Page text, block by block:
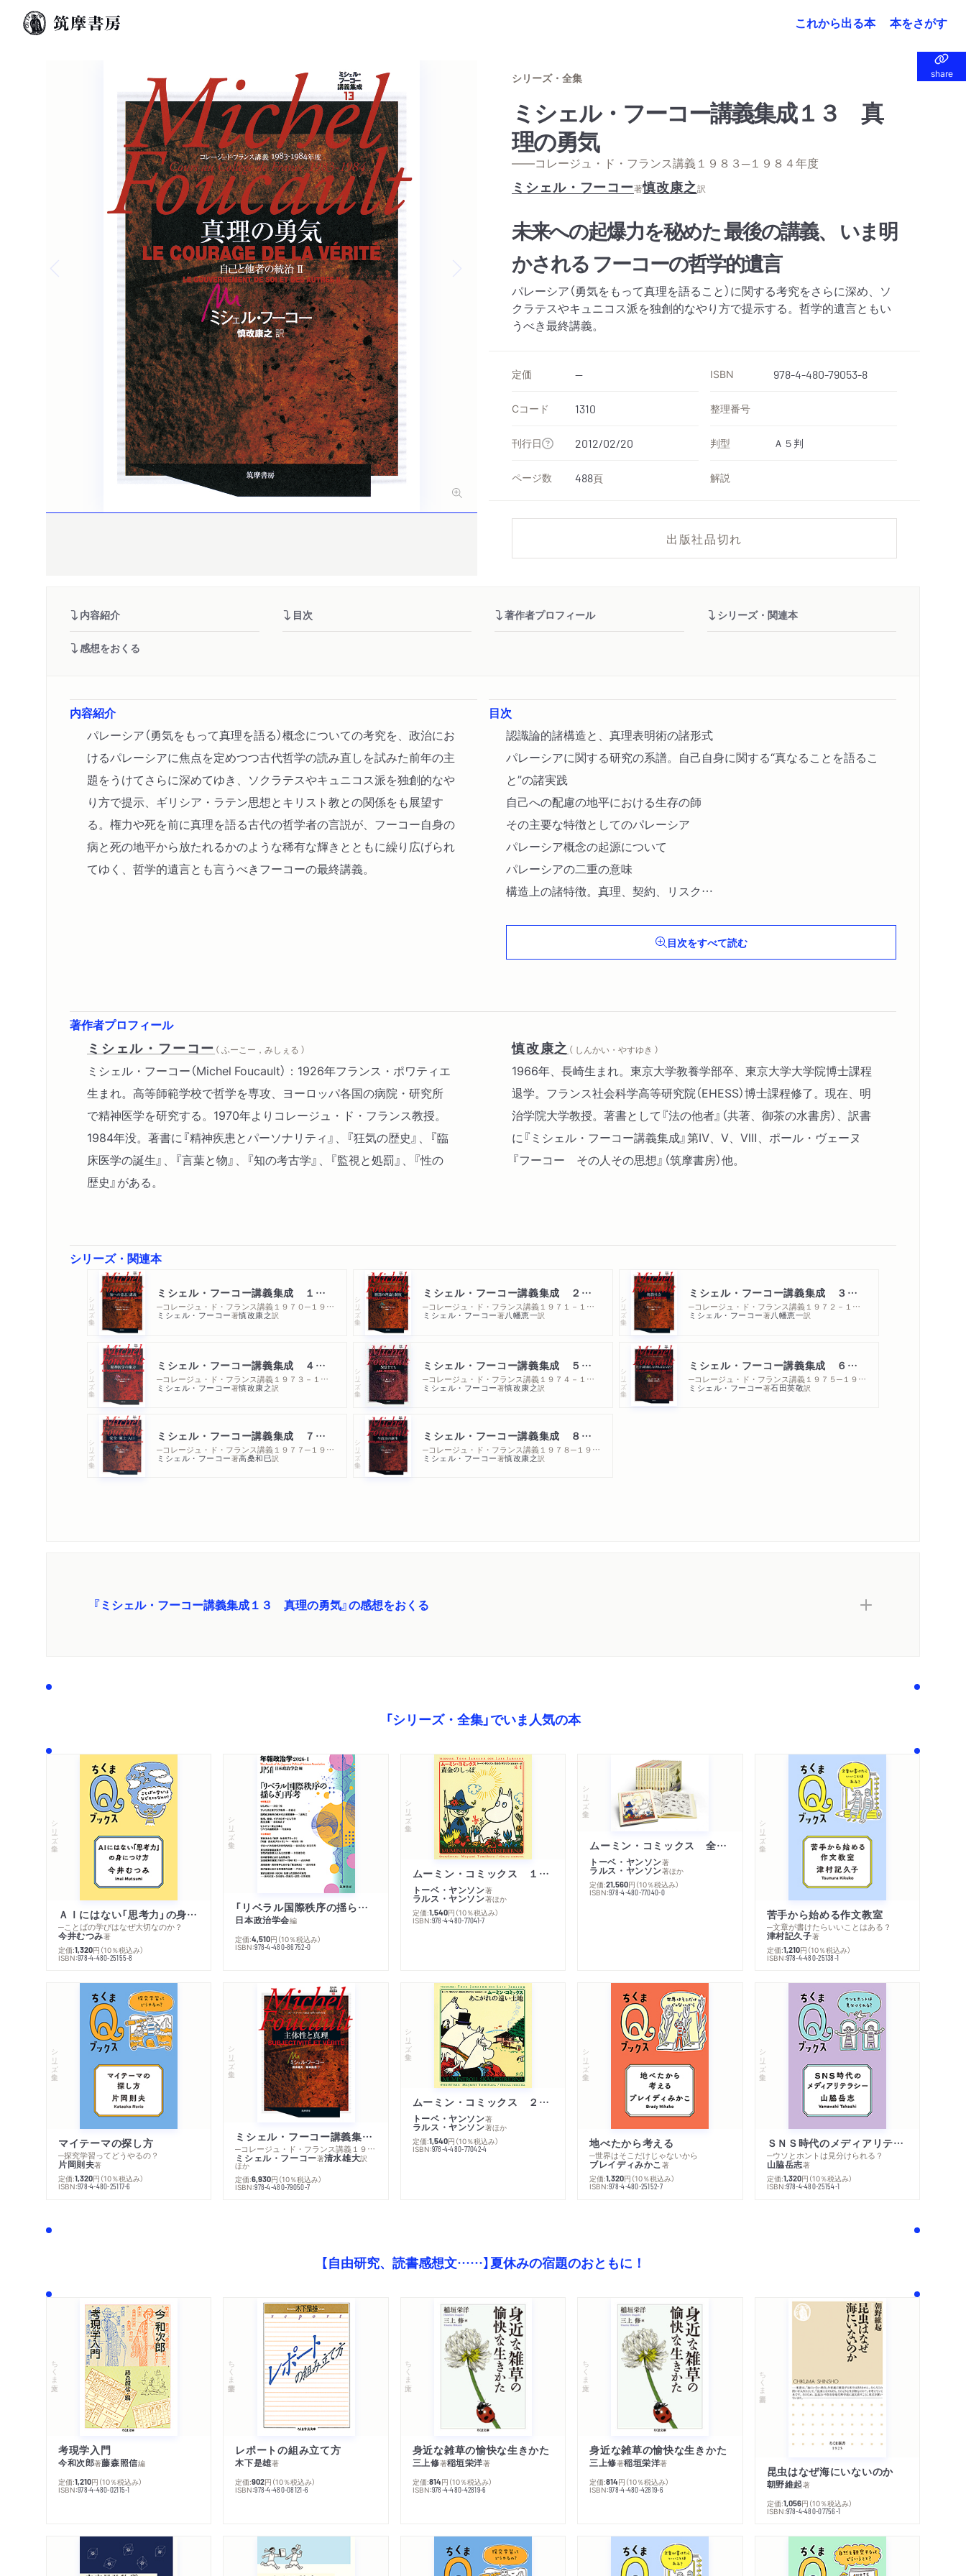
これから出る本 本をさがす
share
share
Previous slide
シリーズ・全集
ミシェル・フーコー講義集成１３ 真
理の勇気
——コレージュ・ド・フランス講義１９８３─１９８４年度
ミシェル・フーコー著慎改康之訳
未来への起爆力を秘めた 最後の講義、 いま明
かされる フーコーの哲学的遺言
パレーシア（勇気をもって真理を語ること）に関する考究をさらに深め、ソ
クラテスやキュニコス派を独創的なやり方で提示する。哲学的遺言ともい
うべき最終講義。
定価 -- ISBN 978-4-480-79053-8
Cコード 1310 整理番号
刊行日 2012/02/20 判型 Ａ５判
ページ数 488頁 解説
出版社品切れ
内容紹介 目次 著作者プロフィール シリーズ・関連本
感想をおくる
内容紹介
パレーシア（勇気をもって真理を語る）概念についての考究を、政治にお
けるパレーシアに焦点を定めつつ古代哲学の読み直しを試みた前年の主
題をうけてさらに深めてゆき、ソクラテスやキュニコス派を独創的なや
り方で提示、ギリシア・ラテン思想とキリスト教との関係をも展望す
る。権力や死を前に真理を語る古代の哲学者の言説が、フーコー自身の
病と死の地平から放たれるかのような稀有な輝きとともに繰り広げられ
てゆく、哲学的遺言とも言うべきフーコーの最終講義。
目次
認識論的諸構造と、真理表明術の諸形式
パレーシアに関する研究の系譜。自己自身に関する“真なることを語るこ
と”の諸実践
自己への配慮の地平における生存の師
その主要な特徴としてのパレーシア
パレーシア概念の起源について
パレーシアの二重の意味
構造上の諸特徴。真理、契約、リスク
“真なることを語ること”の種別的方式としてのパレーシア〔ほか〕
目次をすべて読む
著作者プロフィール
ミシェル・フーコー （ ふーこー，みしぇる ）
ミシェル・フーコー（Michel Foucault）：1926年フランス・ポワティエ
生まれ。高等師範学校で哲学を専攻、ヨーロッパ各国の病院・研究所
で精神医学を研究する。1970年よりコレージュ・ド・フランス教授。
1984年没。著書に『精神疾患とパーソナリティ』、『狂気の歴史』、『臨
床医学の誕生』、『言葉と物』、『知の考古学』、『監視と処罰』、『性の
歴史』がある。
慎改康之 （ しんかい・やすゆき ）
1966年、長崎生まれ。東京大学教養学部卒、東京大学大学院博士課程
退学。フランス社会科学高等研究院（EHESS）博士課程修了。現在、明
治学院大学教授。著書として『法の他者』（共著、御茶の水書房）、訳書
に『ミシェル・フーコー講義集成』第Ⅳ、Ⅴ、Ⅷ、ポール・ヴェーヌ
『フーコー その人その思想』（筑摩書房）他。
シリーズ・関連本
シリーズ・全集 ミシェル・フーコー講義集成 １ 〈知への意志〉講義
─コレージュ・ド・フランス講義１９７０─１９７１年度
ミシェル・フーコー著慎改康之訳
シリーズ・全集 ミシェル・フーコー講義集成 ２ 刑罰の理論と制度
─コレージュ・ド・フランス講義１９７１－１９７２年度
ミシェル・フーコー著八幡恵一訳
シリーズ・全集 ミシェル・フーコー講義集成 ３ 処罰社会
─コレージュ・ド・フランス講義１９７２－１９７３年度
ミシェル・フーコー著八幡恵一訳
シリーズ・全集 ミシェル・フーコー講義集成 ４ 精神医学の権力
─コレージュ・ド・フランス講義１９７３－１９７４年度
ミシェル・フーコー著慎改康之訳
シリーズ・全集 ミシェル・フーコー講義集成 ５ 異常者たち
─コレージュ・ド・フランス講義１９７４－１９７５年度
ミシェル・フーコー著慎改康之訳
シリーズ・全集 ミシェル・フーコー講義集成 ６ 社会は防衛しなければならない
─コレージュ・ド・フランス講義１９７５─１９７６年度
ミシェル・フーコー著石田英敬訳
シリーズ・全集 ミシェル・フーコー講義集成 ７ 安全・領土・人口
─コレージュ・ド・フランス講義１９７７─１９７８年度
ミシェル・フーコー著高桑和巳訳
シリーズ・全集 ミシェル・フーコー講義集成 ８ 生政治の誕生
─コレージュ・ド・フランス講義１９７８─１９７９年度
ミシェル・フーコー著慎改康之訳
『ミシェル・フーコー講義集成１３ 真理の勇気』の感想をおくる
「シリーズ・全集」でいま人気の本
シリーズ・全集
ＡＩにはない「思考力」の身につけ方
─ことばの学びはなぜ大切なのか？
今井むつみ著
定価:1,320円 （10％税込み）
ISBN:978-4-480-25155-8
シリーズ・全集
「リベラル国際秩序の揺らぎ」再考 年報政治学２０２６‐Ⅰ
日本政治学会編
定価:4,510円 （10％税込み）
ISBN:978-4-480-86752-0
シリーズ・全集
ムーミン・コミックス １ 黄金のしっぽ
トーベ・ヤンソン著
ラルス・ヤンソン著ほか
定価:1,540円 （10％税込み）
ISBN:978-4-480-77041-7
シリーズ・全集
ムーミン・コミックス 全１４巻セット
トーベ・ヤンソン著
ラルス・ヤンソン著ほか
定価:21,560円 （10％税込み）
ISBN:978-4-480-77040-0
シリーズ・全集
苦手から始める作文教室
─文章が書けたらいいことはある？
津村記久子著
定価:1,210円 （10％税込み）
ISBN:978-4-480-25138-1
シリーズ・全集
マイテーマの探し方
─探究学習ってどうやるの？
片岡則夫著
定価:1,320円 （10％税込み）
ISBN:978-4-480-25117-6
シリーズ・全集
ミシェル・フーコー講義集成１０ 主体性と真理
─コレージュ・ド・フランス講義１９８０－１９８１年度
ミシェル・フーコー著清水雄大訳
ほか
定価:6,930円 （10％税込み）
ISBN:978-4-480-79050-7
シリーズ・全集
ムーミン・コミックス ２ あこがれの遠い土地
トーベ・ヤンソン著
ラルス・ヤンソン著ほか
定価:1,540円 （10％税込み）
ISBN:978-4-480-77042-4
シリーズ・全集
地べたから考える
─世界はそこだけじゃないから
ブレイディみかこ著
定価:1,320円 （10％税込み）
ISBN:978-4-480-25152-7
シリーズ・全集
ＳＮＳ時代のメディアリテラシー
─ウソとホントは見分けられる？
山脇岳志著
定価:1,320円 （10％税込み）
ISBN:978-4-480-25154-1
【自由研究、読書感想文……】夏休みの宿題のおともに！
ちくま文庫
考現学入門
今和次郎著藤森照信編
定価:1,210円 （10％税込み）
ISBN:978-4-480-02115-1
ちくま学芸文庫
レポートの組み立て方
木下是雄著
定価:902円 （10％税込み）
ISBN:978-4-480-08121-6
ちくま文庫
身近な雑草の愉快な生きかた
三上修著稲垣栄洋著
定価:814円 （10％税込み）
ISBN:978-4-480-42819-6
ちくま文庫
身近な雑草の愉快な生きかた
三上修著稲垣栄洋著
定価:814円 （10％税込み）
ISBN:978-4-480-42819-6
ちくま新書
昆虫はなぜ海にいないのか
朝野維起著
定価:1,056円 （10％税込み）
ISBN:978-4-480-07756-1